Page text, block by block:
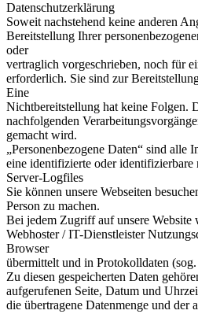
Datenschutzerklärung
Soweit nachstehend keine anderen
Bereitstellung Ihrer
oder
vertraglich vorgeschrieben, noch für
erforderlich. Sie sind zur
Eine
Nichtbereitstellung hat keine Folgen.
nachfolgenden
gemacht wird.
„Personenbezogene Daten“ sind alle
eine identifizierte oder identifizierbare
Server-Logfiles
Sie können unsere Webseiten
Person zu machen.
Bei jedem Zugriff auf unsere Website
Webhoster / IT-Dienstleister
Browser
übermittelt und in Protokolldaten
Zu diesen gespeicherten Daten
aufgerufenen Seite, Datum und
die übertragene Datenmenge und der